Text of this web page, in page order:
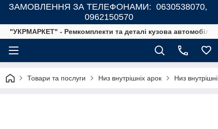
ЗАМОВЛЕННЯ ЗА ТЕЛЕФОНАМИ: 0630538070,
0962150570
"УКРМАРКЕТ" - Ремкомплекти та деталі кузова автомобілів
Товари та послуги Низ внутрішніх арок Низ